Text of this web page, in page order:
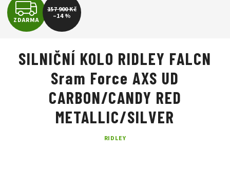
SILNIČNÍ KOLO RIDLEY FALCN
Sram Force AXS UD
CARBON/CANDY RED
METALLIC/SILVER
RIDLEY
Z
D
A
R
M
ZDARMA
157 900 Kč
–14 %